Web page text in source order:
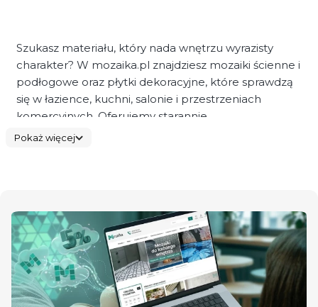
Szukasz materiału, który nada wnętrzu wyrazisty
charakter? W mozaika.pl znajdziesz mozaiki ścienne i
podłogowe oraz płytki dekoracyjne, które sprawdzą
się w łazience, kuchni, salonie i przestrzeniach
komercyjnych. Oferujemy starannie
wyselekcjonowane kolekcje łączące design z
modele przeznaczone na podłogę. To rozwiązania
odporne na wilgoć, łatwe w utrzymaniu i
dopracowane technologicznie.
Pokaż więcej